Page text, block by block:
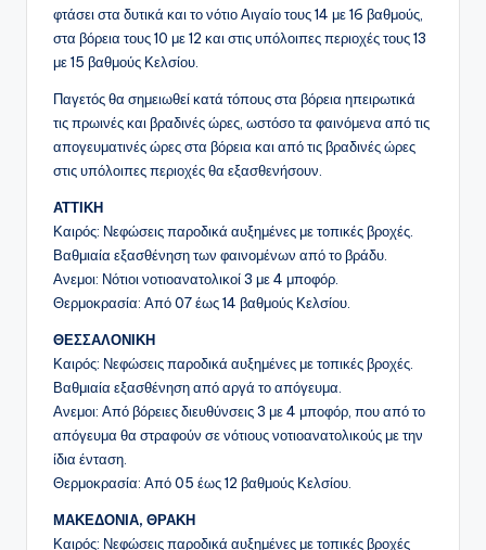
φτάσει στα δυτικά και το νότιο Αιγαίο τους 14 με 16 βαθμούς,
στα βόρεια τους 10 με 12 και στις υπόλοιπες περιοχές τους 13
με 15 βαθμούς Κελσίου.
Παγετός θα σημειωθεί κατά τόπους στα βόρεια ηπειρωτικά
τις πρωινές και βραδινές ώρες, ωστόσο τα φαινόμενα από τις
απογευματινές ώρες στα βόρεια και από τις βραδινές ώρες
στις υπόλοιπες περιοχές θα εξασθενήσουν.
ΑΤΤΙΚΗ
Καιρός: Νεφώσεις παροδικά αυξημένες με τοπικές βροχές.
Βαθμιαία εξασθένηση των φαινομένων από το βράδυ.
Ανεμοι: Νότιοι νοτιοανατολικοί 3 με 4 μποφόρ.
Θερμοκρασία: Από 07 έως 14 βαθμούς Κελσίου.
ΘΕΣΣΑΛΟΝΙΚΗ
Καιρός: Νεφώσεις παροδικά αυξημένες με τοπικές βροχές.
Βαθμιαία εξασθένηση από αργά το απόγευμα.
Ανεμοι: Από βόρειες διευθύνσεις 3 με 4 μποφόρ, που από το
απόγευμα θα στραφούν σε νότιους νοτιοανατολικούς με την
ίδια ένταση.
Θερμοκρασία: Από 05 έως 12 βαθμούς Κελσίου.
ΜΑΚΕΔΟΝΙΑ, ΘΡΑΚΗ
Καιρός: Νεφώσεις παροδικά αυξημένες με τοπικές βροχές